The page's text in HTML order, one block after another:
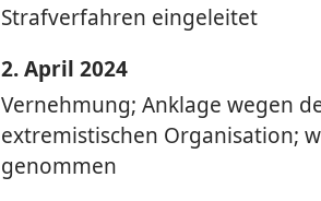
Strafverfahren eingeleitet
2. April 2024
Vernehmung; Anklage wegen
extremistischen Organisation;
genommen